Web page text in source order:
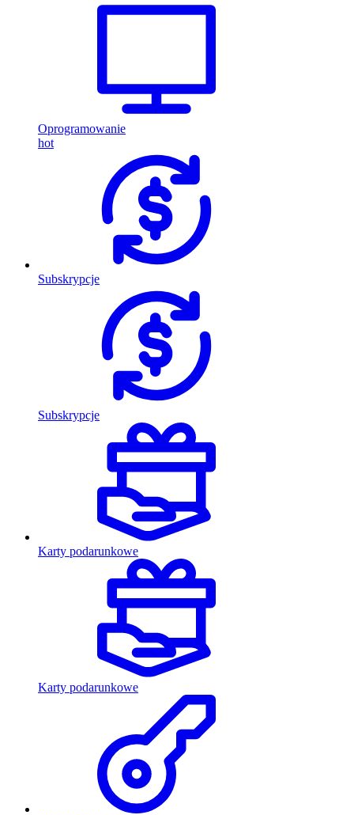
Oprogramowanie
hot
Subskrypcje
Subskrypcje
Karty podarunkowe
Karty podarunkowe